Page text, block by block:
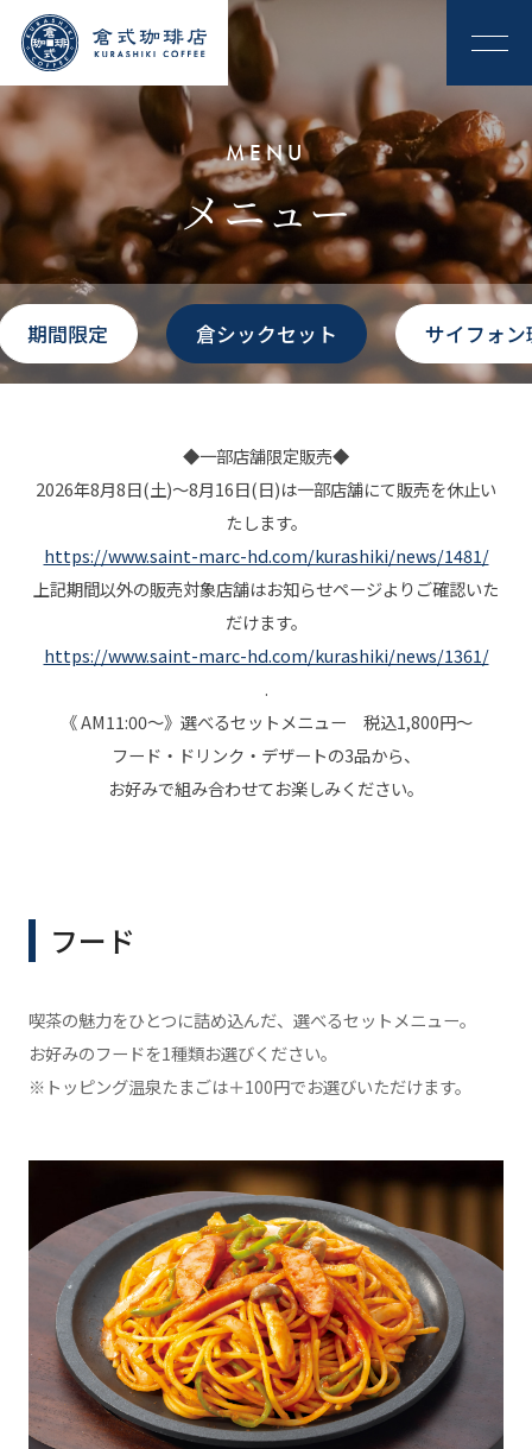
MENU
メニュー
期間限定 倉シックセット サイフォン
◆一部店舗限定販売◆
2026年8月8日(土)～8月16日(日)は一部店舗にて販売を休止い
たします。
https://www.saint-marc-hd.com/kurashiki/news/1481/
上記期間以外の販売対象店舗はお知らせページよりご確認いた
だけます。
https://www.saint-marc-hd.com/kurashiki/news/1361/
.
《 AM11:00～》選べるセットメニュー 税込1,800円～
フード・ドリンク・デザートの3品から、
お好みで組み合わせてお楽しみください。
フード
喫茶の魅力をひとつに詰め込んだ、選べるセットメニュー。
お好みのフードを1種類お選びください。
※トッピング温泉たまごは＋100円でお選びいただけます。